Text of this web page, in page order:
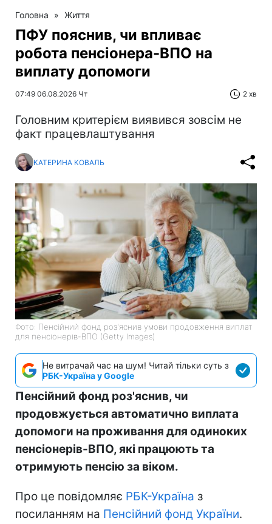
Головна » Життя
ПФУ пояснив, чи впливає
робота пенсіонера-ВПО на
виплату допомоги
07:49 06.08.2026 Чт 2 хв
Головним критерієм виявився зовсім не
факт працевлаштування
КАТЕРИНА КОВАЛЬ
Фото: Пенсійний фонд роз'яснив умови продовження виплат
для пенсіонерів-ВПО (Getty Images)
Не витрачай час на шум! Читай тільки суть з
РБК-Україна у Google
Пенсійний фонд роз'яснив, чи
продовжується автоматично виплата
допомоги на проживання для одиноких
пенсіонерів-ВПО, які працюють та
отримують пенсію за віком.
Про це повідомляє РБК-Україна з
посиланням на Пенсійний фонд України.